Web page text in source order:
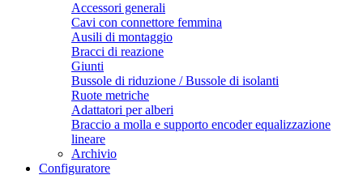
Accessori generali
Cavi con connettore femmina
Ausili di montaggio
Bracci di reazione
Giunti
Bussole di riduzione / Bussole di isolanti
Ruote metriche
Adattatori per alberi
Braccio a molla e supporto encoder equalizzazione
lineare
Archivio
Configuratore